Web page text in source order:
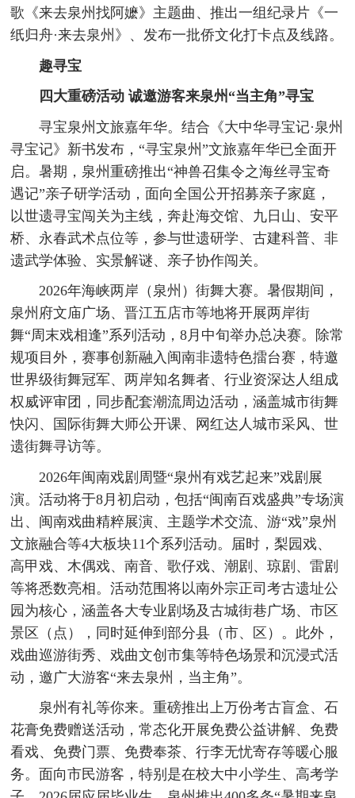
歌《来去泉州找阿嬷》主题曲、推出一组纪录片《一
纸归舟·来去泉州》、发布一批侨文化打卡点及线路。
趣寻宝
四大重磅活动 诚邀游客来泉州“当主角”寻宝
寻宝泉州文旅嘉年华。结合《大中华寻宝记·泉州
寻宝记》新书发布，“寻宝泉州”文旅嘉年华已全面开
启。暑期，泉州重磅推出“神兽召集令之海丝寻宝奇
遇记”亲子研学活动，面向全国公开招募亲子家庭，
以世遗寻宝闯关为主线，奔赴海交馆、九日山、安平
桥、永春武术点位等，参与世遗研学、古建科普、非
遗武学体验、实景解谜、亲子协作闯关。
2026年海峡两岸（泉州）街舞大赛。暑假期间，
泉州府文庙广场、晋江五店市等地将开展两岸街
舞“周末戏相逢”系列活动，8月中旬举办总决赛。除常
规项目外，赛事创新融入闽南非遗特色擂台赛，特邀
世界级街舞冠军、两岸知名舞者、行业资深达人组成
权威评审团，同步配套潮流周边活动，涵盖城市街舞
快闪、国际街舞大师公开课、网红达人城市采风、世
遗街舞寻访等。
2026年闽南戏剧周暨“泉州有戏艺起来”戏剧展
演。活动将于8月初启动，包括“闽南百戏盛典”专场演
出、闽南戏曲精粹展演、主题学术交流、游“戏”泉州
文旅融合等4大板块11个系列活动。届时，梨园戏、
高甲戏、木偶戏、南音、歌仔戏、潮剧、琼剧、雷剧
等将悉数亮相。活动范围将以南外宗正司考古遗址公
园为核心，涵盖各大专业剧场及古城街巷广场、市区
景区（点），同时延伸到部分县（市、区）。此外，
戏曲巡游街秀、戏曲文创市集等特色场景和沉浸式活
动，邀广大游客“来去泉州，当主角”。
泉州有礼等你来。重磅推出上万份考古盲盒、石
花膏免费赠送活动，常态化开展免费公益讲解、免费
看戏、免费门票、免费奉茶、行李无忧寄存等暖心服
务。面向市民游客，特别是在校大中小学生、高考学